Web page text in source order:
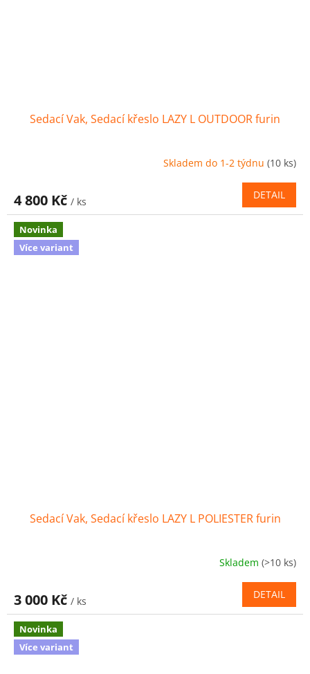
Sedací Vak, Sedací křeslo LAZY L OUTDOOR furin
Skladem do 1-2 týdnu (10 ks)
4 800 Kč / ks
DETAIL
Novinka
Více variant
Sedací Vak, Sedací křeslo LAZY L POLIESTER furin
Skladem (>10 ks)
3 000 Kč / ks
DETAIL
Novinka
Více variant